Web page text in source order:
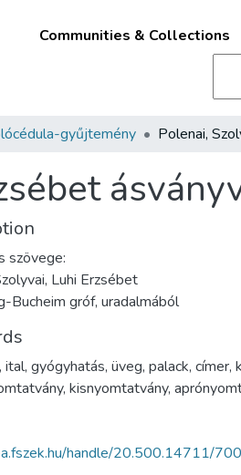
Communities & Collections
gyűjtemény
szövege:
Luhi Erzsébet
Bucheim gróf, uradalmából
, ital, gyógyhatás, üveg, palack, címer,
, kisnyomtatvány,
handle/20.500.14711/